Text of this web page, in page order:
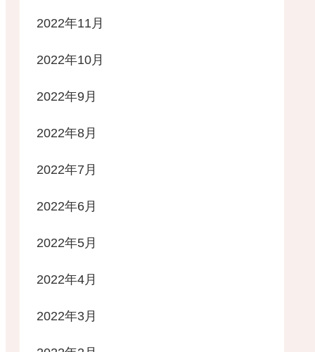
2022年11月
2022年10月
2022年9月
2022年8月
2022年7月
2022年6月
2022年5月
2022年4月
2022年3月